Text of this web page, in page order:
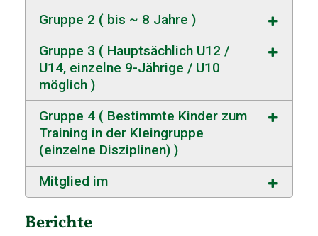
Gruppe 2 ( bis ~ 8 Jahre )
Gruppe 3 ( Hauptsächlich U12 /
U14, einzelne 9-Jährige / U10
möglich )
Gruppe 4 ( Bestimmte Kinder zum
Training in der Kleingruppe
(einzelne Disziplinen) )
Mitglied im
Berichte